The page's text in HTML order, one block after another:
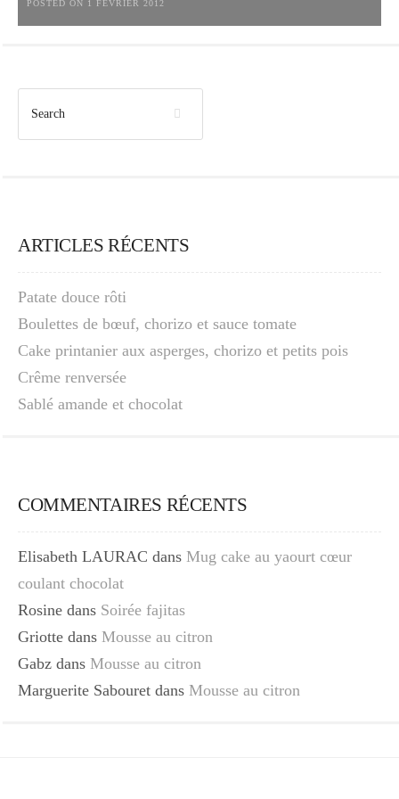
POSTED ON 1 FÉVRIER 2012
ARTICLES RÉCENTS
Patate douce rôti
Boulettes de bœuf, chorizo et sauce tomate
Cake printanier aux asperges, chorizo et petits pois
Crême renversée
Sablé amande et chocolat
COMMENTAIRES RÉCENTS
Elisabeth LAURAC dans Mug cake au yaourt cœur
coulant chocolat
Rosine dans Soirée fajitas
Griotte dans Mousse au citron
Gabz dans Mousse au citron
Marguerite Sabouret dans Mousse au citron